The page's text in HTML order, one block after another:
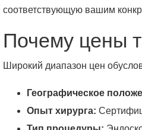
соответствующую вашим
Почему цены
Широкий диапазон цен
Географическое
Опыт хирурга: